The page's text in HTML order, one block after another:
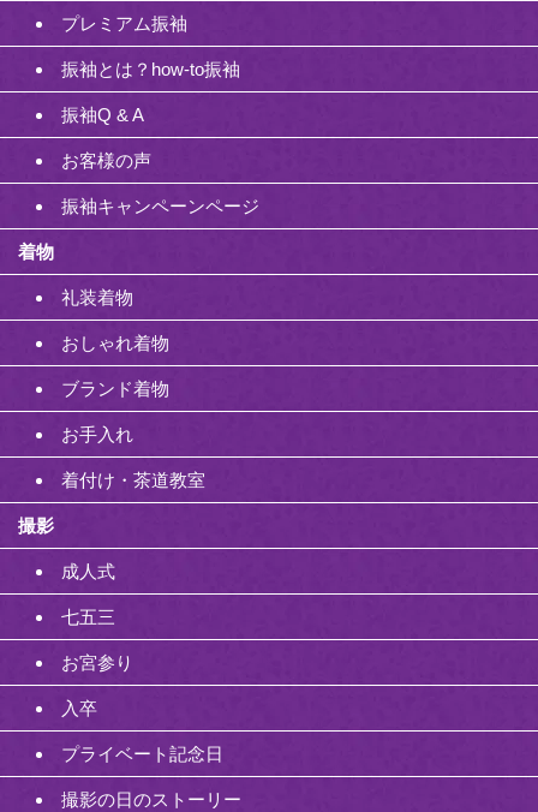
プレミアム振袖
振袖とは？how-to振袖
振袖Q & A
お客様の声
振袖キャンペーンページ
着物
礼装着物
おしゃれ着物
ブランド着物
お手入れ
着付け・茶道教室
撮影
成人式
七五三
お宮参り
入卒
プライベート記念日
撮影の日のストーリー